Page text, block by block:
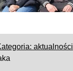
aktualności